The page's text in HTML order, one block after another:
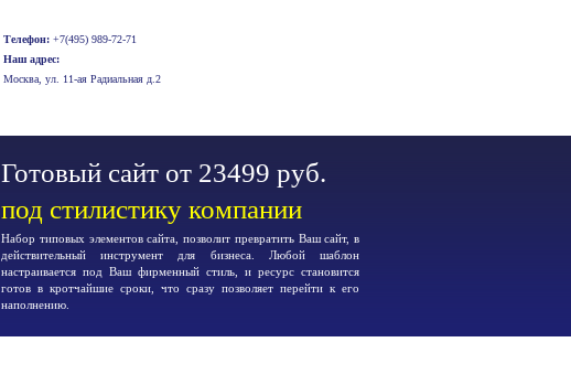
Телефон: +7(495) 989-72-71
Наш адрес:
Москва, ул. 11-ая Радиальная д.2
Готовый сайт от 23499 руб.
под стилистику компании
Набор типовых элементов сайта, позволит превратить Ваш сайт, в
действительный инструмент для бизнеса. Любой шаблон
настраивается под Ваш фирменный стиль, и ресурс становится
готов в кротчайшие сроки, что сразу позволяет перейти к его
наполнению.